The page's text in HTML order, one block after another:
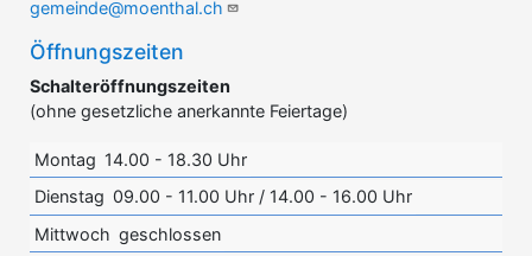
gemeinde@moenthal.ch
Öffnungszeiten
Schalteröffnungszeiten
(ohne gesetzliche anerkannte Feiertage)
Montag 14.00 - 18.30 Uhr
Dienstag 09.00 - 11.00 Uhr / 14.00 - 16.00 Uhr
Mittwoch geschlossen